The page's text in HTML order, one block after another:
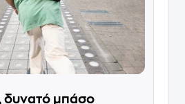
δυνατό μπάσο